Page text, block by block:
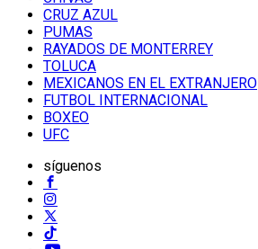
CRUZ AZUL
PUMAS
RAYADOS DE MONTERREY
TOLUCA
MEXICANOS EN EL EXTRANJERO
FUTBOL INTERNACIONAL
BOXEO
UFC
síguenos